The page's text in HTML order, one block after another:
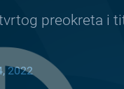
preokreta i
2022